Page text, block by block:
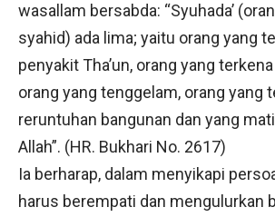
wasallam bersabda: “Syuhada’
syahid) ada lima; yaitu orang yang
penyakit Tha’un, orang yang
orang yang tenggelam, orang yang
reruntuhan bangunan dan yang
Allah”. (HR. Bukhari No. 2617)
Ia berharap, dalam menyikapi
harus berempati dan mengulurkan